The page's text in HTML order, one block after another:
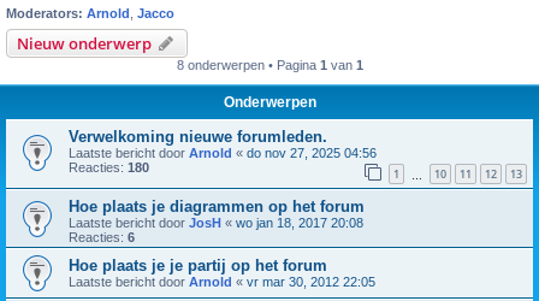
Moderators: Arnold Jacco
Nieuw onderwerp
8 onderwerpen • Pagina 1 van 1
Onderwerpen
Verwelkoming nieuwe forumleden.
Laatste bericht door Arnold « do nov 27, 2025 04:56
Reacties: 180 1 10 11 12 13
Hoe plaats je diagrammen op het forum
Laatste bericht door JosH « wo jan 18, 2017 20:08
Reacties: 6
Hoe plaats je je partij op het forum
Laatste bericht door Arnold « vr mar 30, 2012 22:05